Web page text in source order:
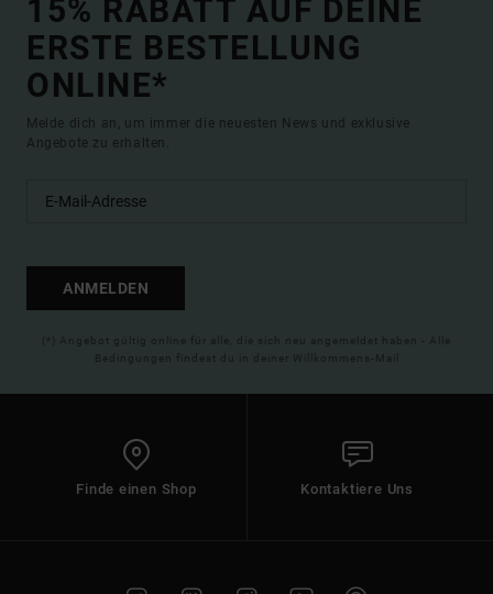
15% RABATT AUF DEINE
ERSTE BESTELLUNG
ONLINE*
Melde dich an, um immer die neuesten News und exklusive
Angebote zu erhalten.
ANMELDEN
(*) Angebot gültig online für alle, die sich neu angemeldet haben - Alle
Bedingungen findest du in deiner Willkommens-Mail
Finde einen Shop Kontaktiere Uns